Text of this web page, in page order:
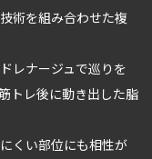
術を組み合わせた複
レナージュで巡りを
トレ後に動き出した脂
くい部位にも相性が